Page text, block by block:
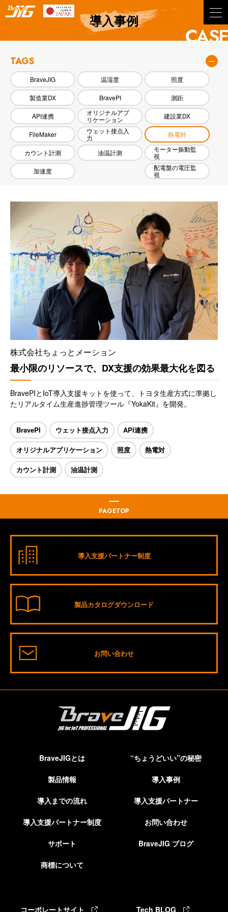
BraveJIG
導入事例
CASE
TAGS
BraveJIG 温湿度 照度
製造業DX BravePI 測距
API連携
オリジナルアプ
リケーション
建設業DX
FileMaker
ウェット接点入
力
熱電対
カウント計測 油温計測
モーター振動監
視
加速度
配電盤の電圧監
視
最小限のリソースで、DX支援の効果最大化を図る
BravePIとIoT導入支援キットを使って、トヨタ生産方式に準拠し
たリアルタイム生産進捗管理ツール『YokaKit』を開発。
株式会社ちょっとメーション
BravePI ウェット接点入力 API連携
オリジナルアプリケーション 照度 熱電対
カウント計測 油温計測
PAGETOP
導入支援パートナー制度
製品カタログダウンロード
お問い合わせ
BraveJIGとは “ちょうどいい”の秘密
製品情報 導入事例
導入までの流れ 導入支援パートナー
導入支援パートナー制度 お問い合わせ
商標について
BraveJIG ブログ
サポート
コーポレートサイト Tech BLOG